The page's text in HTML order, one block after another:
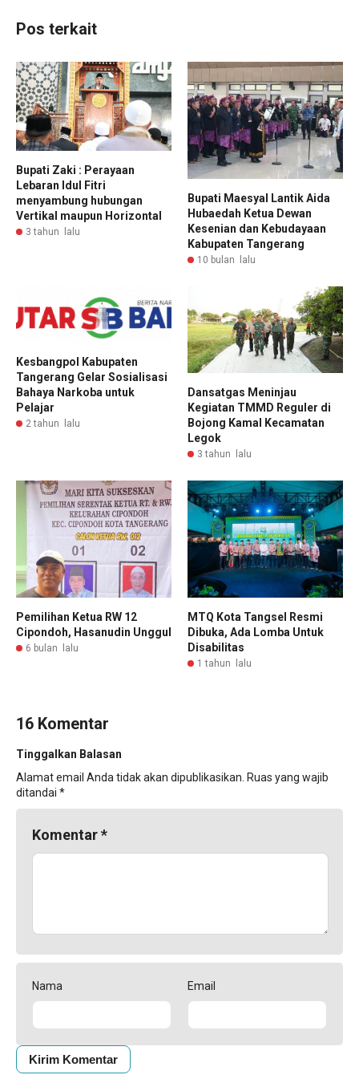
Pos terkait
Bupati Zaki : Perayaan
Lebaran Idul Fitri
menyambung hubungan
Vertikal maupun Horizontal
3 tahun lalu
Bupati Maesyal Lantik Aida
Hubaedah Ketua Dewan
Kesenian dan Kebudayaan
Kabupaten Tangerang
10 bulan lalu
Kesbangpol Kabupaten
Tangerang Gelar Sosialisasi
Bahaya Narkoba untuk
Pelajar
2 tahun lalu
Dansatgas Meninjau
Kegiatan TMMD Reguler di
Bojong Kamal Kecamatan
Legok
3 tahun lalu
Pemilihan Ketua RW 12
Cipondoh, Hasanudin Unggul
6 bulan lalu
MTQ Kota Tangsel Resmi
Dibuka, Ada Lomba Untuk
Disabilitas
1 tahun lalu
16 Komentar
Tinggalkan Balasan
Alamat email Anda tidak akan dipublikasikan. Ruas yang wajib
ditandai *
Komentar*
Nama Email